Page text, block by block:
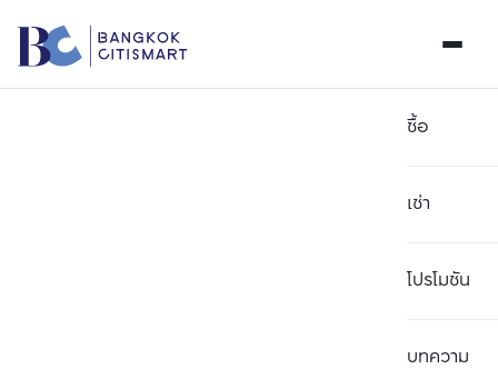
ซื้อ
เช่า
โปรโมชัน
บทความ